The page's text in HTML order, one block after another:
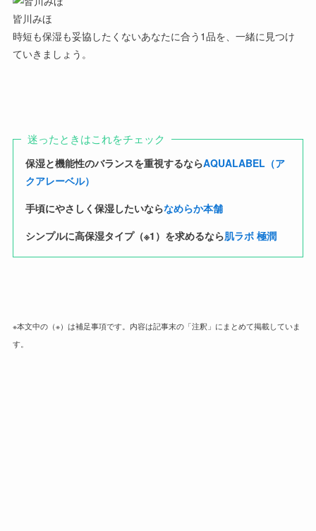
皆川みほ
時短も保湿も妥協したくないあなたに合う1品を、一緒に見つけ
ていきましょう。
迷ったときはこれをチェック
保湿と機能性のバランスを重視するならAQUALABEL（ア
クアレーベル）
手頃にやさしく保湿したいならなめらか本舗
シンプルに高保湿タイプ（※1）を求めるなら肌ラボ 極潤
※本文中の（※）は補足事項です。内容は記事末の「注釈」にまとめて掲載していま
す。